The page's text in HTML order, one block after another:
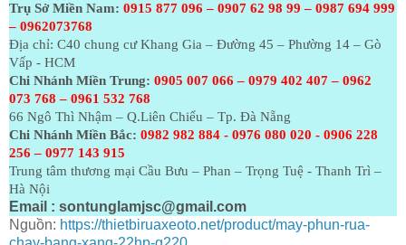
Trụ Sở Miền Nam: 0915 877 096 – 0907 62 98 99 – 0987 694 999
– 0962073768
Địa chỉ: C40 chung cư Khang Gia – Đường 45 – Phường 14 – Gò
Vấp - HCM
Chi Nhánh Miền Trung: 0905 007 066 – 0979 402 407 – 0962
073 768 – 0961 532 768
66 Ngô Thì Nhậm – Q.Liên Chiểu – Tp. Đà Nẵng
Chi Nhánh Miền Bắc: 0982 982 884 - 0976 080 020 - 0906 228
256 – 0977 143 915
Trung tâm thương mại Cầu Bưu – Phan – Trọng Tuệ - Thanh Trì –
Hà Nội
Email : sontunglamjsc@gmail.com
Nguồn: https://thietbiruaxeoto.net/product/may-phun-rua-